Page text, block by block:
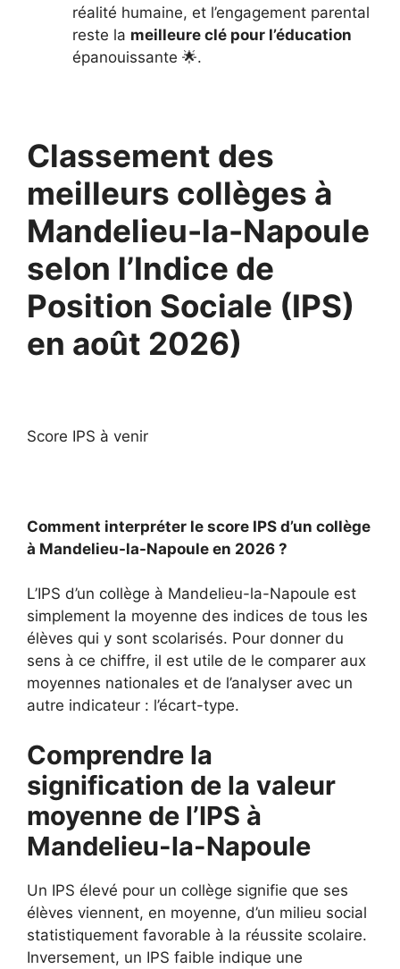
réalité humaine, et l’engagement parental
reste la meilleure clé pour l’éducation
épanouissante 🌟.
Classement des
meilleurs collèges à
Mandelieu-la-Napoule
selon l’Indice de
Position Sociale (IPS)
en août 2026)
Score IPS à venir
Comment interpréter le score IPS d’un collège
à Mandelieu-la-Napoule en 2026 ?
L’IPS d’un collège à Mandelieu-la-Napoule est
simplement la moyenne des indices de tous les
élèves qui y sont scolarisés. Pour donner du
sens à ce chiffre, il est utile de le comparer aux
moyennes nationales et de l’analyser avec un
autre indicateur : l’écart-type.
Comprendre la
signification de la valeur
moyenne de l’IPS à
Mandelieu-la-Napoule
Un IPS élevé pour un collège signifie que ses
élèves viennent, en moyenne, d’un milieu social
statistiquement favorable à la réussite scolaire.
Inversement, un IPS faible indique une